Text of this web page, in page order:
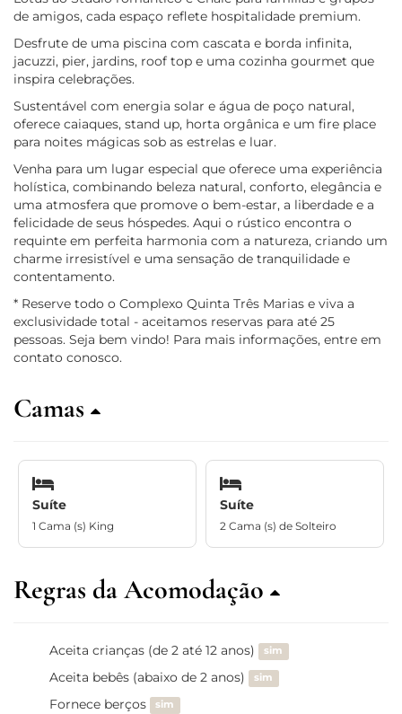
de amigos, cada espaço reflete hospitalidade premium.
Desfrute de uma piscina com cascata e borda infinita,
jacuzzi, pier, jardins, roof top e uma cozinha gourmet que
inspira celebrações.
Sustentável com energia solar e água de poço natural,
oferece caiaques, stand up, horta orgânica e um fire place
para noites mágicas sob as estrelas e luar.
Venha para um lugar especial que oferece uma experiência
holística, combinando beleza natural, conforto, elegância e
uma atmosfera que promove o bem-estar, a liberdade e a
felicidade de seus hóspedes. Aqui o rústico encontra o
requinte em perfeita harmonia com a natureza, criando um
charme irresistível e uma sensação de tranquilidade e
contentamento.
* Reserve todo o Complexo Quinta Três Marias e viva a
exclusividade total - aceitamos reservas para até 25
pessoas. Seja bem vindo! Para mais informações, entre em
contato conosco.
Camas
Suíte
1 Cama (s) King
Suíte
2 Cama (s) de Solteiro
Regras da Acomodação
Aceita crianças (de 2 até 12 anos) sim
Aceita bebês (abaixo de 2 anos) sim
Fornece berços sim